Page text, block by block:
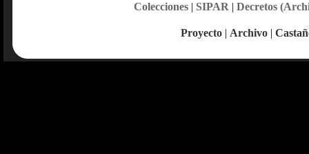
Colecciones| SIPAR | Decretos
Proyecto | Archivo |